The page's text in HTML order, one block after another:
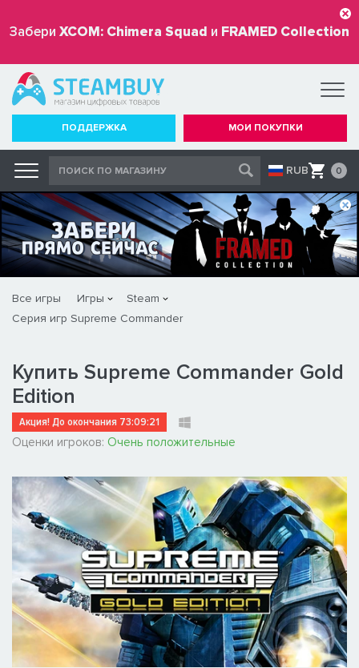
Забери XCOM: Chimera Squad и FRAMED Collection
бесплатно
ПОДДЕРЖКА МОИ ПОКУПКИ
RUB 0
Все игры Игры
Steam
Серия игр Supreme Commander
Купить Supreme Commander Gold
Edition
Акция! До окончания 73:09:20
Оценки игроков: Очень положительные